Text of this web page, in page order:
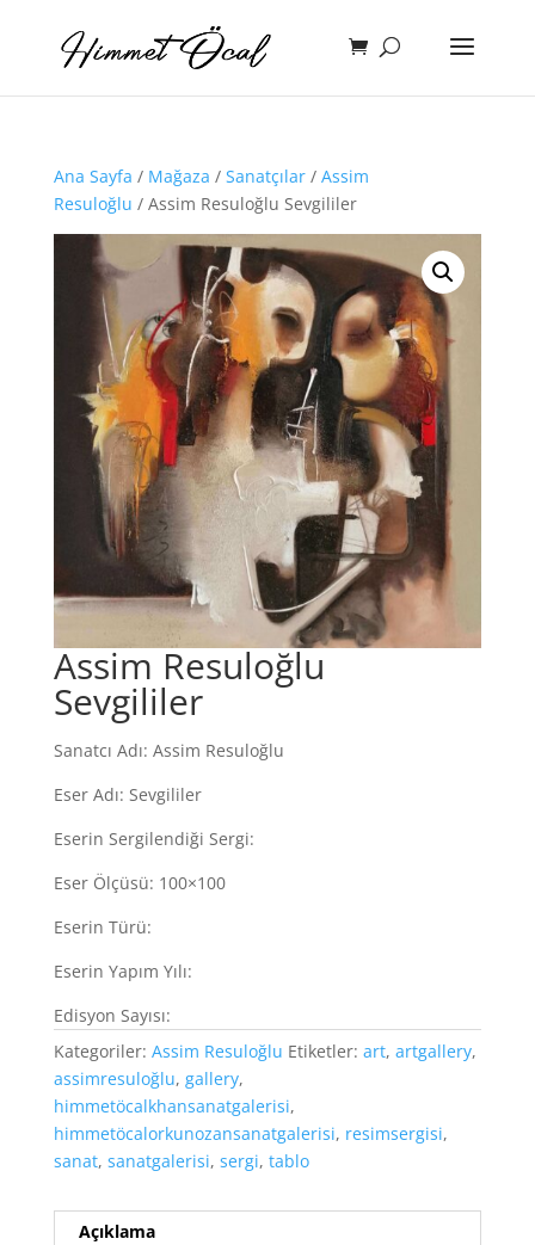
Ana Sayfa / Mağaza / Sanatçılar/ Assim
Resuloğlu / Assim Resuloğlu Sevgililer
Assim Resuloğlu
Sevgililer
Sanatcı Adı: Assim Resuloğlu
Eser Adı: Sevgililer
Eserin Sergilendiği Sergi:
Eser Ölçüsü: 100×100
Eserin Türü:
Eserin Yapım Yılı:
Edisyon Sayısı:
Kategoriler: Assim Resuloğlu Etiketler: art, artgallery,
assimresuloğlu, gallery,
himmetöcalkhansanatgalerisi,
himmetöcalorkunozansanatgalerisi, resimsergisi,
sanat, sanatgalerisi, sergi, tablo
Açıklama